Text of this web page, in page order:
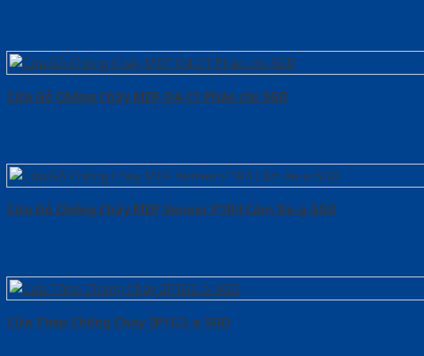
Cửa Gỗ Chống Cháy MDF O4-C1 Phào chi-SGD
Cửa Gỗ Chống Cháy MDF Veneer P1R4 Căm Xe-a-SGD
Cửa Thép Chống Cháy 2P1G2-a-SGD